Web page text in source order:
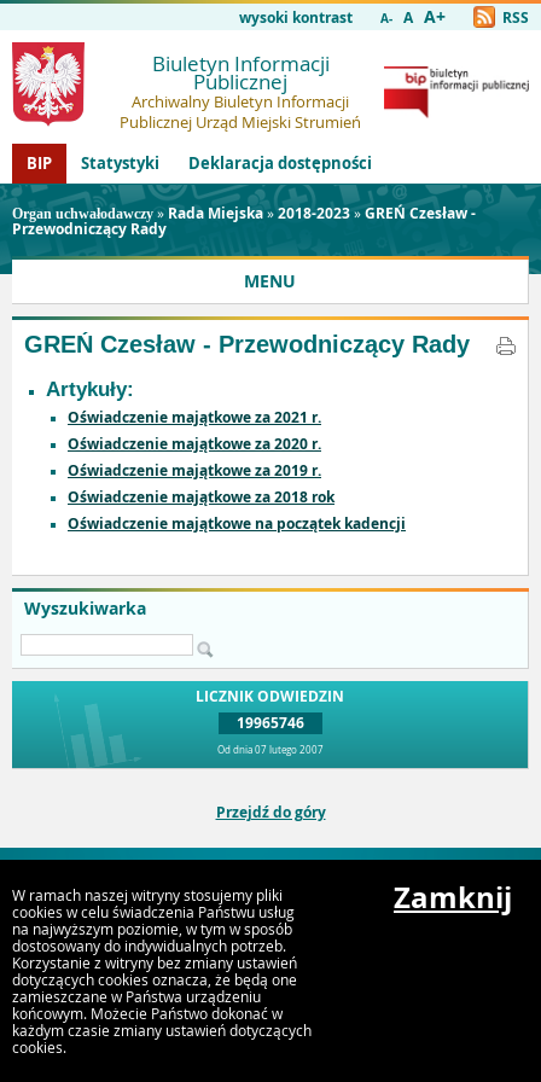
wysoki kontrast A- A A+ RSS
Biuletyn Informacji
Publicznej
Archiwalny Biuletyn Informacji
Publicznej Urząd Miejski Strumień
BIP
Statystyki Deklaracja dostępności
Organ uchwałodawczy » Rada Miejska»2018-2023»GREŃ Czesław -
Przewodniczący Rady
MENU
Wyszukiwarka
LICZNIK ODWIEDZIN
19965746
Od dnia 07 lutego 2007
GREŃ Czesław - Przewodniczący Rady
Artykuły:
Oświadczenie majątkowe za 2021 r.
Oświadczenie majątkowe za 2020 r.
Oświadczenie majątkowe za 2019 r.
Oświadczenie majątkowe za 2018 rok
Oświadczenie majątkowe na początek kadencji
Przejdź do góry
Urząd Miejski Strumień
ul. Rynek 4, 43-246 Strumień
W ramach naszej witryny stosujemy pliki
cookies w celu świadczenia Państwu usług
na najwyższym poziomie, w tym w sposób
dostosowany do indywidualnych potrzeb.
Korzystanie z witryny bez zmiany ustawień
dotyczących cookies oznacza, że będą one
zamieszczane w Państwa urządzeniu
końcowym. Możecie Państwo dokonać w
każdym czasie zmiany ustawień dotyczących
cookies.
Zamknij